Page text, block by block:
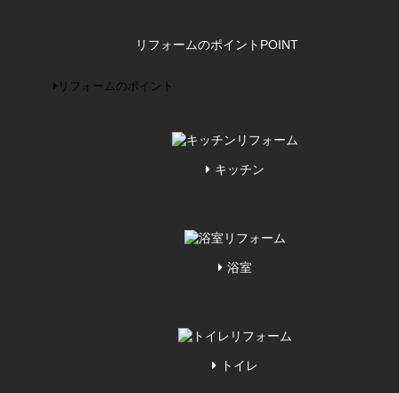
リフォームのポイント POINT
リフォームのポイント
キッチン
浴室
トイレ